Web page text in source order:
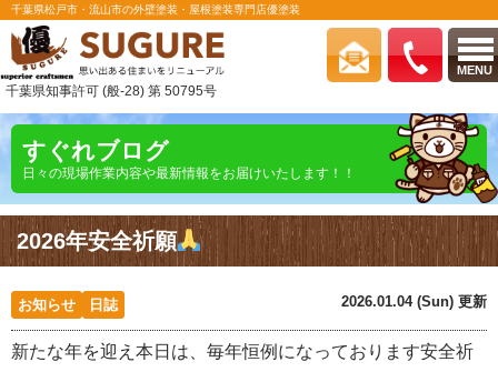
MENU
千葉県松戸市・流山市の外壁塗装・屋根塗装専門店優塗装
千葉県知事許可 (般-28) 第 50795号
すぐれブログ
日々の現場作業内容や最新情報をお届けいたします！！
2026年安全祈願
お知らせ 日誌 2026.01.04 (Sun) 更新
新たな年を迎え本日は、毎年恒例になっております安全祈